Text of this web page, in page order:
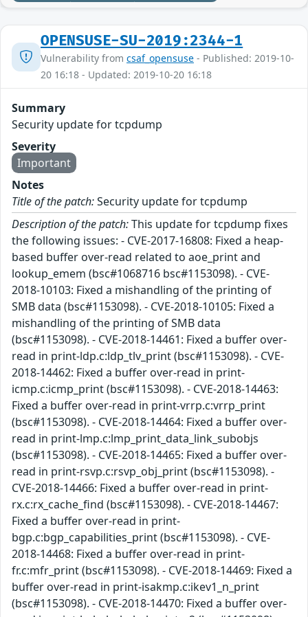
OPENSUSE-SU-2019:2344-1
Vulnerability from csaf_opensuse - Published: 2019-10-
20 16:18 - Updated: 2019-10-20 16:18
Summary
Security update for tcpdump
Severity
Important
Notes
Title of the patch:Security update for tcpdump
Description of the patch:This update for tcpdump fixes
the following issues: - CVE-2017-16808: Fixed a heap-
based buffer over-read related to aoe_print and
lookup_emem (bsc#1068716 bsc#1153098). - CVE-
2018-10103: Fixed a mishandling of the printing of
SMB data (bsc#1153098). - CVE-2018-10105: Fixed a
mishandling of the printing of SMB data
(bsc#1153098). - CVE-2018-14461: Fixed a buffer over-
read in print-ldp.c:ldp_tlv_print (bsc#1153098). - CVE-
2018-14462: Fixed a buffer over-read in print-
icmp.c:icmp_print (bsc#1153098). - CVE-2018-14463:
Fixed a buffer over-read in print-vrrp.c:vrrp_print
(bsc#1153098). - CVE-2018-14464: Fixed a buffer over-
read in print-lmp.c:lmp_print_data_link_subobjs
(bsc#1153098). - CVE-2018-14465: Fixed a buffer over-
read in print-rsvp.c:rsvp_obj_print (bsc#1153098). -
CVE-2018-14466: Fixed a buffer over-read in print-
rx.c:rx_cache_find (bsc#1153098). - CVE-2018-14467:
Fixed a buffer over-read in print-
bgp.c:bgp_capabilities_print (bsc#1153098). - CVE-
2018-14468: Fixed a buffer over-read in print-
fr.c:mfr_print (bsc#1153098). - CVE-2018-14469: Fixed a
buffer over-read in print-isakmp.c:ikev1_n_print
(bsc#1153098). - CVE-2018-14470: Fixed a buffer over-